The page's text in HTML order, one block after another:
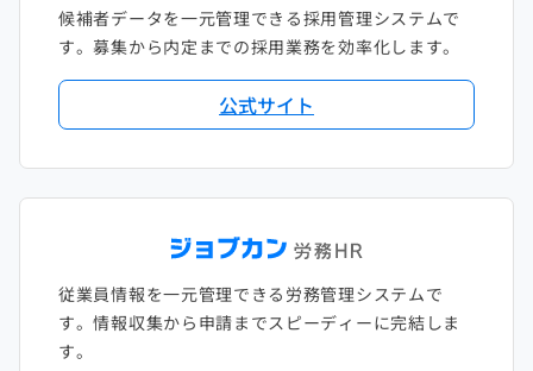
候補者データを一元管理できる採用管理システムで
す。募集から内定までの採用業務を効率化します。
公式サイト
従業員情報を一元管理できる労務管理システムで
す。情報収集から申請までスピーディーに完結しま
す。